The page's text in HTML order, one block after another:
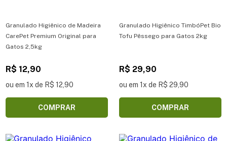
Granulado Higiênico de Madeira
CarePet Premium Original para
Gatos 2,5kg
R$ 12,90
ou em 1x de R$ 12,90
COMPRAR
Granulado Higiênico TimbóPet Bio
Tofu Pêssego para Gatos 2kg
R$ 29,90
ou em 1x de R$ 29,90
COMPRAR